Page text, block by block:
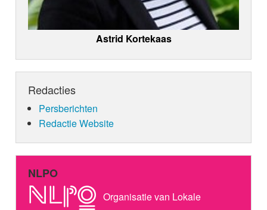
Astrid Kortekaas
Redacties
Persberichten
Redactie Website
NLPO
Organisatie van Lokale